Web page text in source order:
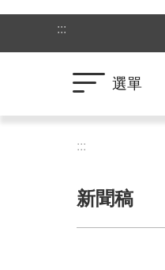
跳到主要內容區塊
:::
選單
:::
新聞稿